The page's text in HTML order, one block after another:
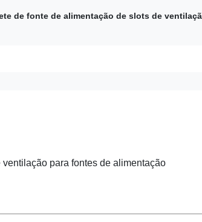
de fonte de alimentação de slots de
para fontes de alimentação